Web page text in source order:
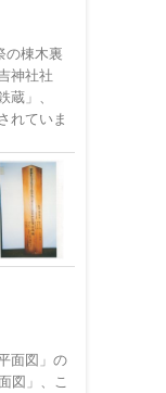
の棟木裏
神社社
」、
れていま
面図」の
図」、こ